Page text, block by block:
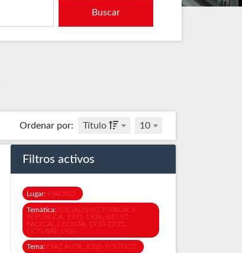
Buscar
Ordenar por: Título 10
Filtros activos
Lugar: MADRID
Temática: SOCIALISMO. ESPAÑA. II
REPÚBLICA. 1931-1936. BIENIO
RADICAL CEDISTA. 1933-1935.
OCTUBRE 1934
Tema: DÍAZ ALOR, JOSÉ- POLÍTICO